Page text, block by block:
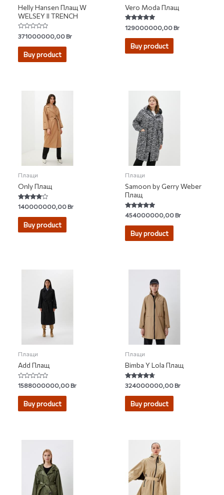
Helly Hansen Плащ W
WELSEY II TRENCH
Rated
0
out
371000000,00Br
Buy product
Vero Moda Плащ
Rated
4.85
out of 5
129000000,00Br
Buy product
Плащи
Only Плащ
Rated
3.67
out of 5
140000000,00Br
Buy product
Плащи
Samoon by Gerry Weber
Плащ
Rated
4.67
out of 5
454000000,00Br
Buy product
Плащи
Add Плащ
Rated
0
out
1588000000,00Br
Buy product
Плащи
Bimba Y Lola Плащ
Rated
4.50
out of 5
324000000,00Br
Buy product